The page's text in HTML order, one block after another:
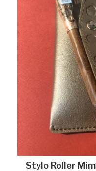
Stylo Roller